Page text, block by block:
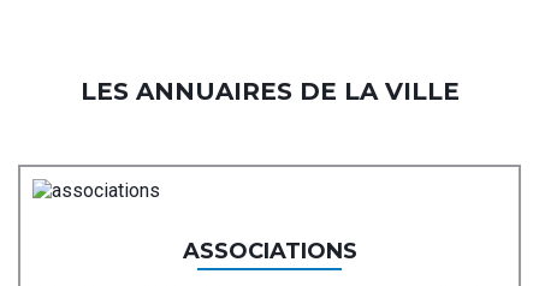
LES ANNUAIRES DE LA VILLE
ASSOCIATIONS